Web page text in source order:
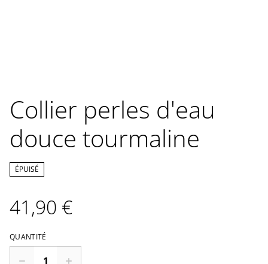
Collier perles d'eau
douce tourmaline
ÉPUISÉ
41,90 €
QUANTITÉ